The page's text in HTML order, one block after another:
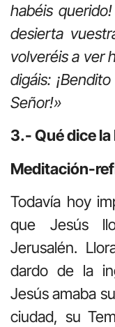
habéis
desierta
volveréis a ver
digáis:
Señor!»
3.- Qué dice la
Meditación-
Todavía hoy
que Jesús
Jerusalén.
dardo de la
Jesús amaba
ciudad, su